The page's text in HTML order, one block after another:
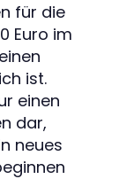
für die
Euro im
ist.
einen
dar,
neues